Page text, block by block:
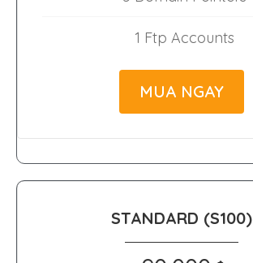
1 Ftp Accounts
MUA NGAY
STANDARD (S100)